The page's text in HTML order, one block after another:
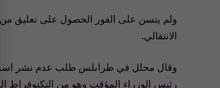
ولم يتسن على الفور الحصول على تعليق
الانتقالي.
وقال محلل في طرابلس طلب عدم نشر اسمه
رئيس الوزراء المؤقت وهو من التكنوقراط